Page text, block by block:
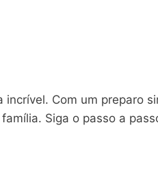
Com um preparo
Siga o passo a